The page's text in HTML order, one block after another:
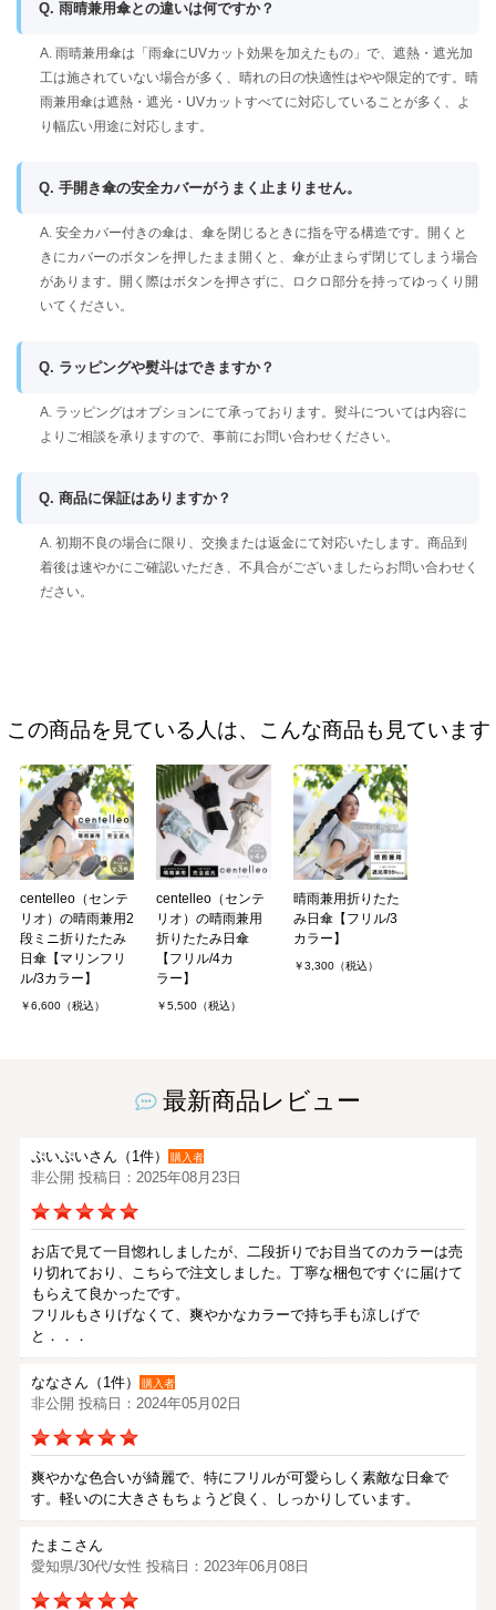
Q. 雨晴兼用傘との違いは何ですか？
A. 雨晴兼用傘は「雨傘にUVカット効果を加えたもの」で、遮熱・遮光加
工は施されていない場合が多く、晴れの日の快適性はやや限定的です。晴
雨兼用傘は遮熱・遮光・UVカットすべてに対応していることが多く、よ
り幅広い用途に対応します。
Q. 手開き傘の安全カバーがうまく止まりません。
A. 安全カバー付きの傘は、傘を閉じるときに指を守る構造です。開くと
きにカバーのボタンを押したまま開くと、傘が止まらず閉じてしまう場合
があります。開く際はボタンを押さずに、ロクロ部分を持ってゆっくり開
いてください。
Q. ラッピングや熨斗はできますか？
A. ラッピングはオプションにて承っております。熨斗については内容に
よりご相談を承りますので、事前にお問い合わせください。
Q. 商品に保証はありますか？
A. 初期不良の場合に限り、交換または返金にて対応いたします。商品到
着後は速やかにご確認いただき、不具合がございましたらお問い合わせく
ださい。
この商品を見ている人は、こんな商品も見ています
centelleo（センテ
リオ）の晴雨兼用2
段ミニ折りたたみ
日傘【マリンフリ
ル/3カラー】
￥6,600（税込）
centelleo（センテ
リオ）の晴雨兼用
折りたたみ日傘
【フリル/4カ
ラー】
￥5,500（税込）
晴雨兼用折りたた
み日傘【フリル/3
カラー】
￥3,300（税込）
最新商品レビュー
ぷいぷいさん（1件） 購入者
非公開 投稿日：2025年08月23日
お店で見て一目惚れしましたが、二段折りでお目当てのカラーは売
り切れており、こちらで注文しました。丁寧な梱包ですぐに届けて
もらえて良かったです。
フリルもさりげなくて、爽やかなカラーで持ち手も涼しげで
と．．．
ななさん（1件） 購入者
非公開 投稿日：2024年05月02日
爽やかな色合いが綺麗で、特にフリルが可愛らしく素敵な日傘で
す。軽いのに大きさもちょうど良く、しっかりしています。
たまこさん
愛知県/30代/女性 投稿日：2023年06月08日